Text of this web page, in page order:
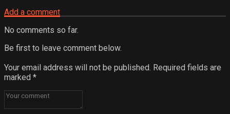
Add a comment
No comments so far.
Be first to leave comment below.
Your email address will not be published. Required fields are
marked *